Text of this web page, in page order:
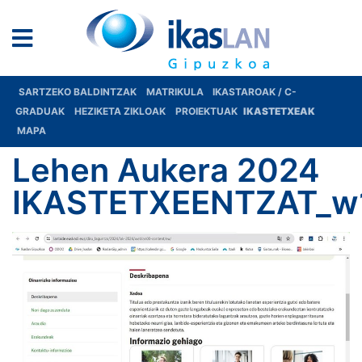
SARTZEKO BALDINTZAK MATRIKULA
IKASTAROAK / C-
GRADUAK
HEZIKETA ZIKLOAK PROIEKTUAK IKASTETXEAK
MAPA
Lehen Aukera 2024